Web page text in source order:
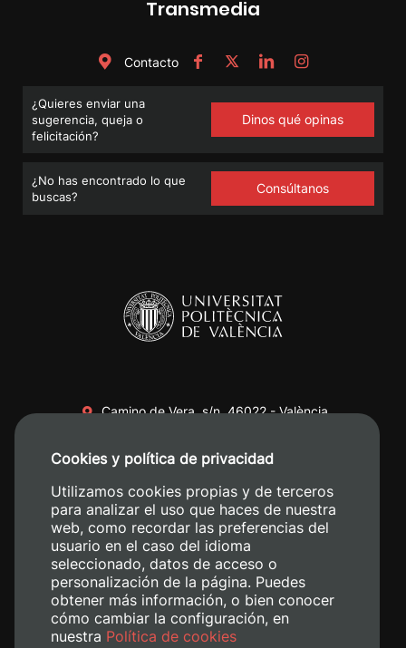
Transmedia
Contacto
¿Quieres enviar una
sugerencia, queja o
felicitación?
Dinos qué opinas
¿No has encontrado lo que
buscas?
Consúltanos
Camino de Vera, s/n. 46022 - València
+34 620 04 00 50
Cookies y política de privacidad
Utilizamos cookies propias y de terceros
para analizar el uso que haces de nuestra
web, como recordar las preferencias del
usuario en el caso del idioma
seleccionado, datos de acceso o
personalización de la página. Puedes
obtener más información, o bien conocer
cómo cambiar la configuración, en
nuestra Política de cookies